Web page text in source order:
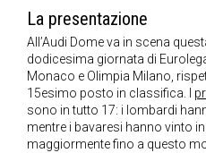
La presentazione
All’Audi Dome va in scena
dodicesima giornata di
Monaco e Olimpia Milano,
15esimo posto in classifica. I
sono in tutto 17: i lombardi
mentre i bavaresi hanno vinto
maggiormente fino a questo